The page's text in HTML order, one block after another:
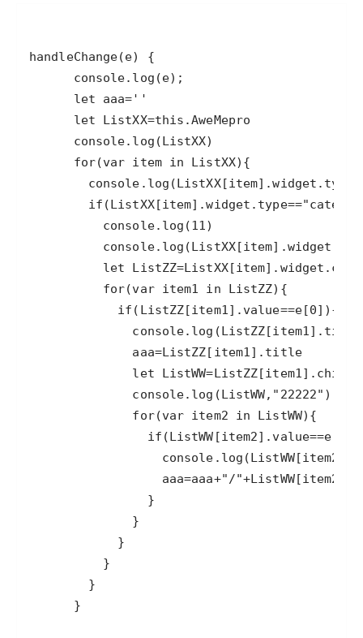
              aaa=ListZZ[item1].title
      }